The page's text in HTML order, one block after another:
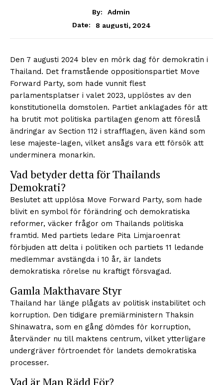
By:
Admin
Date:
8 augusti, 2024
Den 7 augusti 2024 blev en mörk dag för demokratin i
Thailand. Det framstående oppositionspartiet Move
Forward Party, som hade vunnit flest
parlamentsplatser i valet 2023, upplöstes av den
konstitutionella domstolen. Partiet anklagades för att
ha brutit mot politiska partilagen genom att föreslå
ändringar av Section 112 i strafflagen, även känd som
lese majeste-lagen, vilket ansågs vara ett försök att
underminera monarkin.
Vad betyder detta för Thailands
Demokrati?
Beslutet att upplösa Move Forward Party, som hade
blivit en symbol för förändring och demokratiska
reformer, väcker frågor om Thailands politiska
framtid. Med partiets ledare Pita Limjaroenrat
förbjuden att delta i politiken och partiets 11 ledande
medlemmar avstängda i 10 år, är landets
demokratiska rörelse nu kraftigt försvagad.
Gamla Makthavare Styr
Thailand har länge plågats av politisk instabilitet och
korruption. Den tidigare premiärministern Thaksin
Shinawatra, som en gång dömdes för korruption,
återvänder nu till maktens centrum, vilket ytterligare
undergräver förtroendet för landets demokratiska
processer.
Vad är Man Rädd För?